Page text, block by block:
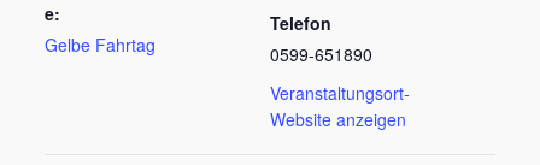
e:
Gelbe Fahrtag
Telefon
0599-651890
Veranstaltungsort-
Website anzeigen